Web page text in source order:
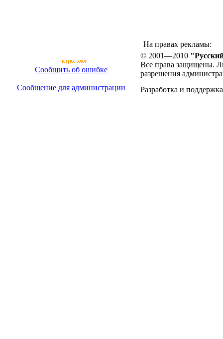
На правах рекламы:
Сообщить об ошибке
Сообщение для администрации
© 2001—2010
Все права защищены.
разрешения
Разработка и